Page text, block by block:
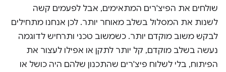
שולחים את הפיצ'רים המתאימים, אבל לפעמים קשה
לשנות את המסלול בשלב מאוחר יותר. לכן אנחנו מתחילים
לבקש משוב מוקדם יותר. כשמשוב טכני ותרחיש לדוגמה
נעשה בשלב מוקדם, קל יותר לתקן או אפילו לעצור את
הפיתוח, בלי לשלוח פיצ'רים שהתכנון שלהם היה כושל או